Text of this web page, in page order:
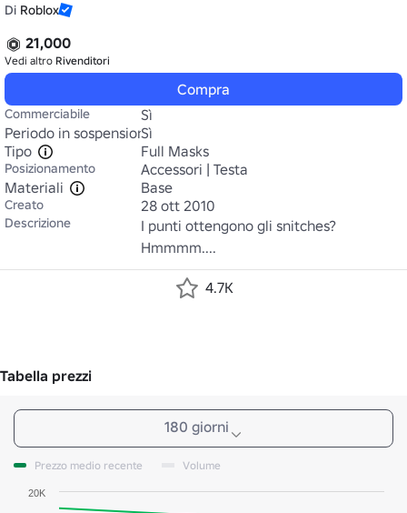
Di Roblox
21,000
Vedi altro Rivenditori
Compra
Commerciabile
Sì
Periodo in sospensione
Sì
Tipo
Full Masks
Posizionamento
Accessori | Testa
Materiali
Base
Creato 28 ott 2010
Descrizione
I punti ottengono gli snitches?
Hmmmm....
4.7K
Tabella prezzi
180 giorni
Prezzo medio recente Volume
20K